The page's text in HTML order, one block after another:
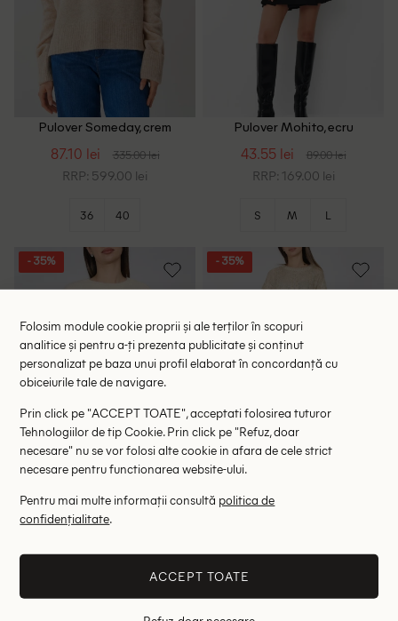
Pulover Someday, crem
87.10 lei 335.00 lei
RRP: 599.00 lei
36 40
Pulover Mohito, ecru
43.55 lei 89.00 lei
RRP: 169.00 lei
S M L
- 35%
Pulover C&A, crem/negru
44.85 lei
- 35%
Pulover C&A, crem
Folosim module cookie proprii și ale terților în scopuri
analitice și pentru a-ți prezenta publicitate și conținut
personalizat pe baza unui profil elaborat în concordanță cu
obiceiurile tale de navigare.
Prin click pe "ACCEPT TOATE", acceptati folosirea tuturor
Tehnologiilor de tip Cookie. Prin click pe "Refuz, doar
necesare" nu se vor folosi alte cookie in afara de cele strict
necesare pentru functionarea website-ului.
Pentru mai multe informații consultă politica de
confidențialitate.
ACCEPT TOATE